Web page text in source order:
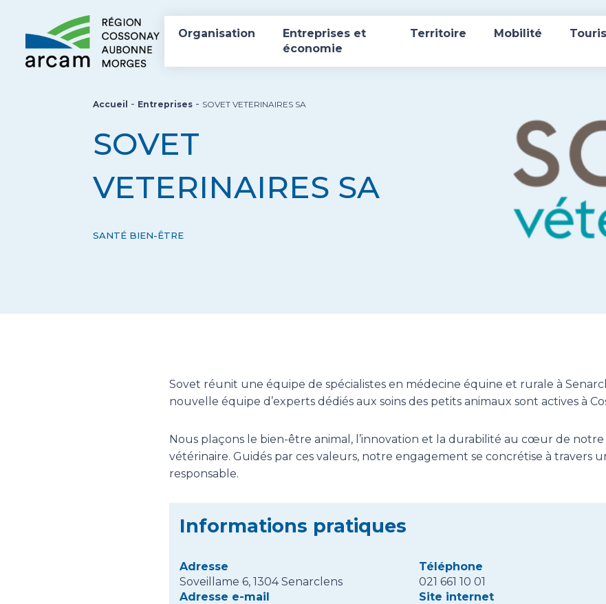
Organisation
Entreprises et
économie
Territoire Mobilité
Accueil - Entreprises - SOVET VETERINAIRES SA
SOVET
VETERINAIRES SA
SANTÉ BIEN-ÊTRE
Sovet réunit une équipe de spécialistes en médecine équine et rurale à
nouvelle équipe d’experts dédiés aux soins des petits animaux sont actives à
Nous plaçons le bien-être animal, l’innovation et la durabilité au cœur de
vétérinaire. Guidés par ces valeurs, notre engagement se concrétise à travers
responsable.
Informations pratiques
Adresse
Soveillame 6, 1304 Senarclens
Téléphone
021 661 10 01
Adresse e-mail
Site internet